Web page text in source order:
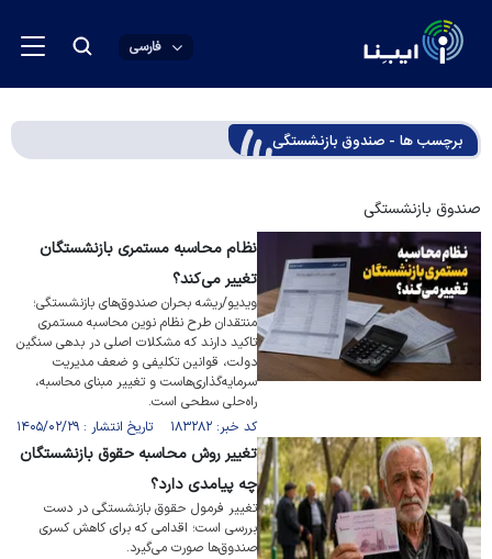
فارسی
برچسب ها - صندوق بازنشستگی
صندوق بازنشستگی
نظام محاسبه مستمری بازنشستگان
تغییر می‌کند؟
ویدیو/ریشه بحران صندوق‌های بازنشستگی؛
منتقدان طرح نظام نوین محاسبه مستمری
تاکید دارند که مشکلات اصلی در بدهی سنگین
دولت، قوانین تکلیفی و ضعف مدیریت
سرمایه‌گذاری‌هاست و تغییر مبنای محاسبه،
راه‌حلی سطحی است.
کد خبر: ۱۸۳۲۸۲ تاریخ انتشار : ۱۴۰۵/۰۲/۲۹
تغییر روش محاسبه حقوق بازنشستگان
چه پیامدی دارد؟
تغییر فرمول حقوق بازنشستگی در دست
بررسی است؛ اقدامی که برای کاهش کسری
صندوق‌ها صورت می‌گیرد.